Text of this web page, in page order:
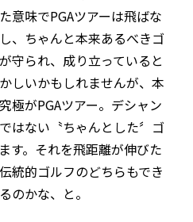
意味でPGAツアーは飛ばな
、ちゃんと本来あるべきゴ
守られ、成り立っていると
しいかもしれませんが、本
極がPGAツアー。デシャン
はない〝ちゃんとした〞ゴ
す。それを飛距離が伸びた
統的ゴルフのどちらもでき
のかな、と。